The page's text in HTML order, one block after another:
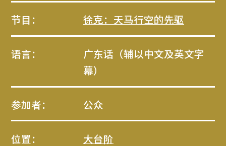
节目： 徐克：天马行空的先驱
语言：
广东话（辅以中文及英文字
幕）
参加者： 公众
位置： 大台阶